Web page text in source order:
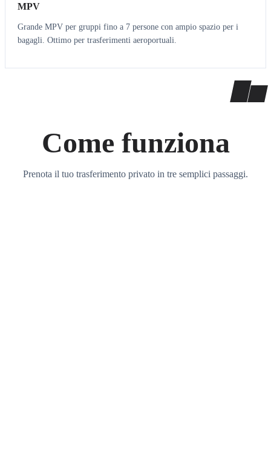
MPV
Grande MPV per gruppi fino a 7 persone con ampio spazio per i
bagagli. Ottimo per trasferimenti aeroportuali.
Come funziona
Prenota il tuo trasferimento privato in tre semplici passaggi.